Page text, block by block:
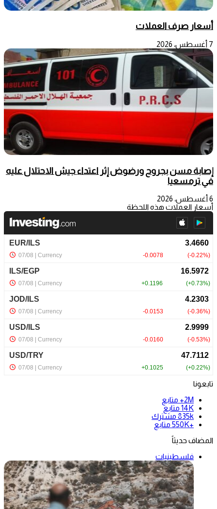
أسعار صرف العملات
7 أغسطس، 2026
إصابة مسن بجروح ورضوض إثر اعتداء جيش الاحتلال عليه
في ترمسعيا
6 أغسطس، 2026
أسعار العملات هذه اللحظة
تابعونا
2M+
متابع
14K متابع
835k مشترك
+550K
متابع
المضاف حديثاً
فلسطينيات